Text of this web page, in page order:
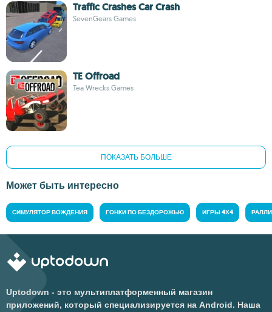
Traffic Crashes Car Crash
SevenGears Games
TE Offroad
Tea Wrecks Games
ПОКАЗАТЬ БОЛЬШЕ
Может быть интересно
СИМУЛЯТОР ВОЖДЕНИЯ ГОНКИ ПО БЕЗДОРОЖЬЮ ИГРЫ 4Х4
Uptodown - это мультиплатформенный магазин
приложений, который специализируется на Android. Наша